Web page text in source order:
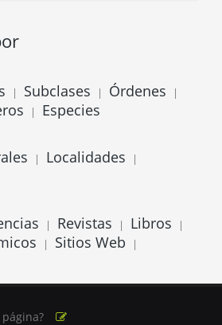
| Subclases | Órdenes |
| Especies
| Localidades |
| Revistas | Libros |
| Sitios Web |
página?